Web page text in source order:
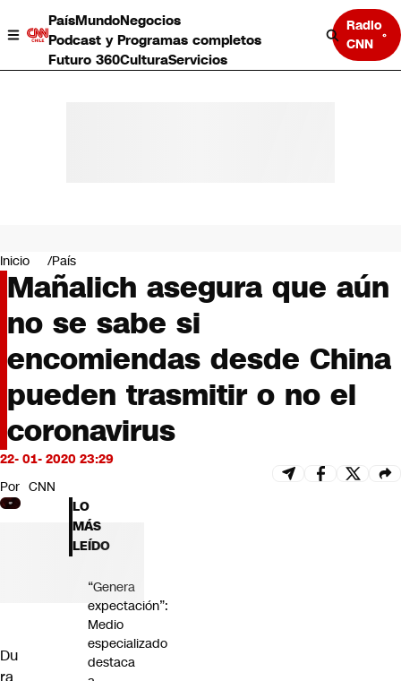
PaísMundoNegocios
Podcast y Programas completos
Futuro 360CulturaServicios
Radio
CNN
Negocios
Deportes
Programas completos
Cultura
Servicios
Bits
CNN tiempo
Opinión
Inicio País
Mañalich asegura que aún
no se sabe si
encomiendas desde China
pueden trasmitir o no el
coronavirus
22- 01- 2020 23:29
Por CNN
Du
ra
LO
MÁS
LEÍDO
“Genera
expectación”:
Medio
especializado
destaca